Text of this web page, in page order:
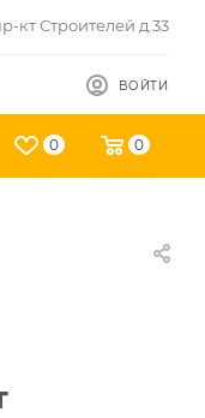
кт Строителей д.33
ВОЙТИ
0 0